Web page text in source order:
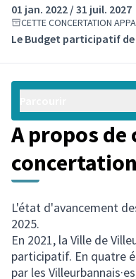
01 jan. 2022 / 31 juil. 2027
CETTE CONCERTATION
Le Budget participatif
A propos de
concertation
L'état d'avancement
2025.
En 2021, la Ville de
participatif. En quatre
par les